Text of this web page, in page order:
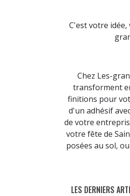
C'est votre
Chez Les-
transforment
finitions pour
d'un adhésif
de votre
votre fête de
posées au sol,
LES DERNIERS